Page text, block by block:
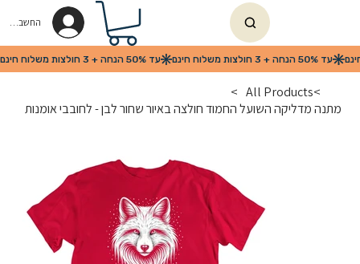
החשבון שלי
>
All Products
>
מתנה מדליקה השועל החמוד חולצה באיור שחור לבן - לחובבי אומנות